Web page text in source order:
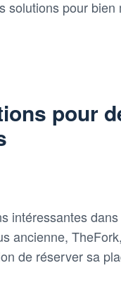
solutions pour bien
pour
intéressantes
ancienne,
de réserver sa